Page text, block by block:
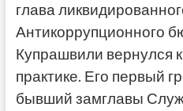
глава
Антикоррупционного
Купрашвили вернулся
практике. Его первый
бывший замглавы